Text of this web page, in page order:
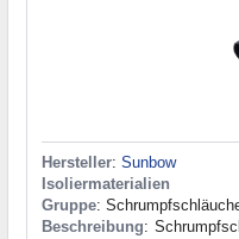
Hersteller: Sunbow
Isoliermaterialien
Gruppe:
Beschreibung: